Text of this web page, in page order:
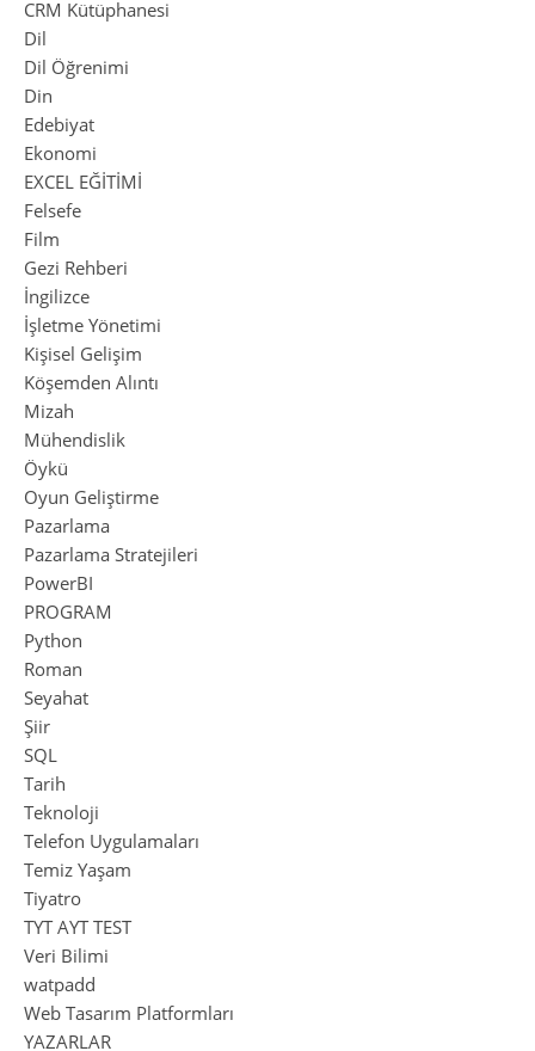
CRM Kütüphanesi
Dil
Dil Öğrenimi
Din
Edebiyat
Ekonomi
EXCEL EĞİTİMİ
Felsefe
Film
Gezi Rehberi
İngilizce
İşletme Yönetimi
Kişisel Gelişim
Köşemden Alıntı
Mizah
Mühendislik
Öykü
Oyun Geliştirme
Pazarlama
Pazarlama Stratejileri
PowerBI
PROGRAM
Python
Roman
Seyahat
Şiir
SQL
Tarih
Teknoloji
Telefon Uygulamaları
Temiz Yaşam
Tiyatro
TYT AYT TEST
Veri Bilimi
watpadd
Web Tasarım Platformları
YAZARLAR